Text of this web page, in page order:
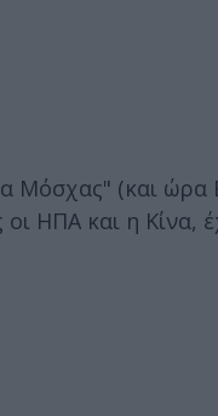
Μόσχας" (και ώρα
ΗΠΑ και η Κίνα,